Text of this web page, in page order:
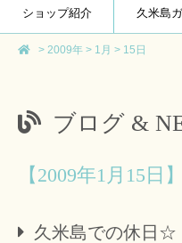
ショップ紹介 久米島
> 2009年 > 1月 > 15日
ブログ &
【2009年1月15日
久米島での休日☆